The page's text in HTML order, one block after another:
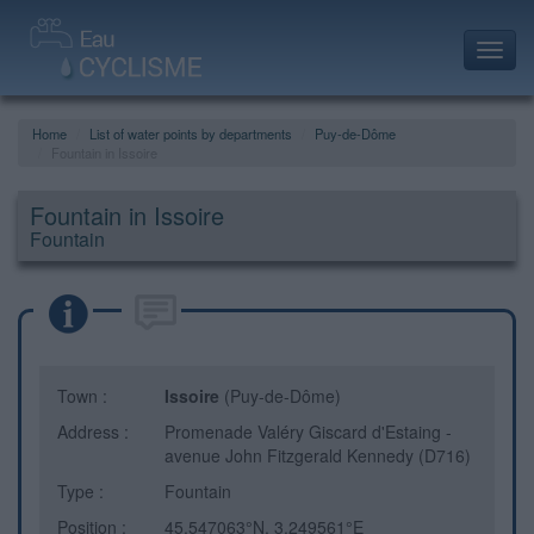
Home List of water points by departments
Puy-de-Dôme
Fountain in Issoire
Fountain
Town : Issoire (Puy-de-Dôme)
Address :
Promenade Valéry Giscard d'Estaing -
avenue John Fitzgerald Kennedy (D716)
Type :
Fountain
Position :
45.547063°N, 3.249561°E